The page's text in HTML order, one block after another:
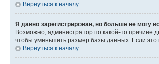
Вернуться к началу
Я давно зарегистрирован, но больше не могу
Возможно, администратор по какой-то причине
чтобы уменьшить размер базы данных. Если это
Вернуться к началу